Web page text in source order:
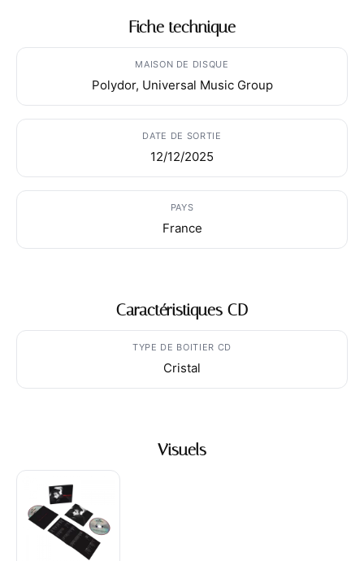
Fiche technique
MAISON DE DISQUE
Polydor, Universal Music Group
DATE DE SORTIE
12/12/2025
PAYS
France
Caractéristiques CD
TYPE DE BOITIER CD
Cristal
Visuels